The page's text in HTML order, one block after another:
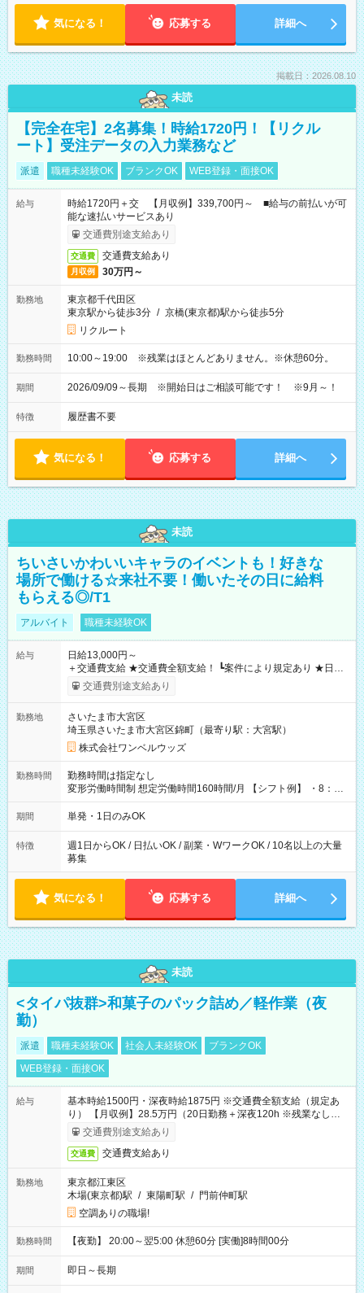
気になる！ 応募する 詳細へ
掲載日：2026.08.10
未読
【完全在宅】2名募集！時給1720円！【リクル
ート】受注データの入力業務など
派遣 職種未経験OK ブランクOK WEB登録・面接OK
給与
時給1720円＋交 【月収例】339,700円～ ■給与の前払いが可
能な速払いサービスあり
交通費別途支給あり
交通費 交通費支給あり
月収例 30万円～
勤務地
東京都千代田区
東京駅から徒歩3分 / 京橋(東京都)駅から徒歩5分
リクルート
勤務時間 10:00～19:00 ※残業はほとんどありません。※休憩60分。
期間 2026/09/09～長期 ※開始日はご相談可能です！ ※9月～！
特徴 履歴書不要
気になる！ 応募する 詳細へ
未読
ちいさいかわいいキャラのイベントも！好きな
場所で働ける☆来社不要！働いたその日に給料
もらえる◎/T1
アルバイト 職種未経験OK
給与
日給13,000円～
＋交通費支給 ★交通費全額支給！ ┗案件により規定あり ★日払
いOK！（規定あり） ┗働いたその日に現金GET♪ お仕事後はコ
ンビニATMから 日払い分を引き落とせます！ 【試用期間】試
交通費別途支給あり
勤務地
さいたま市大宮区
埼玉県さいたま市大宮区錦町（最寄り駅：大宮駅）
株式会社ワンベルウッズ
勤務時間
勤務時間は指定なし
変形労働時間制 想定労働時間160時間/月 【シフト例】 ・8：00
～21：00
期間 単発・1日のみOK
特徴
週1日からOK / 日払いOK / 副業・WワークOK / 10名以上の大量
募集
気になる！ 応募する 詳細へ
未読
<タイパ抜群>和菓子のパック詰め／軽作業（夜
勤）
派遣 職種未経験OK 社会人未経験OK
ブランクOK
WEB登録・面接OK
給与
基本時給1500円・深夜時給1875円 ※交通費全額支給（規定あ
り） 【月収例】28.5万円（20日勤務＋深夜120h ※残業なしの場
合）交通費別途支給あり
交通費 交通費支給あり
勤務地
東京都江東区
木場(東京都)駅 / 東陽町駅 / 門前仲町駅
空調ありの職場!
勤務時間 【夜勤】 20:00～翌5:00 休憩60分 [実働]8時間00分
期間 即日～長期